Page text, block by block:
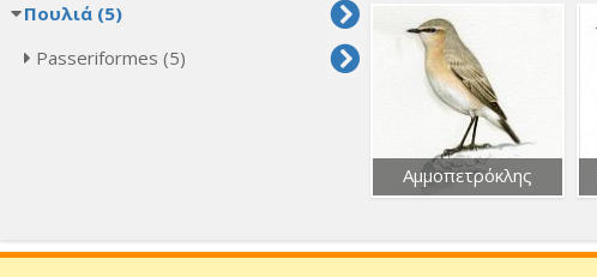
Πουλιά (5)
Passeriformes (5)
Αμμοπετρόκλης